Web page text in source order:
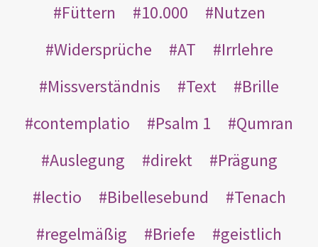
Füttern
10.000
Nutzen
Widersprüche
AT
Irrlehre
Missverständnis
Text
Brille
contemplatio
Psalm 1
Qumran
Auslegung
direkt
Prägung
lectio
Bibellesebund
Tenach
regelmäßig
Briefe
geistlich